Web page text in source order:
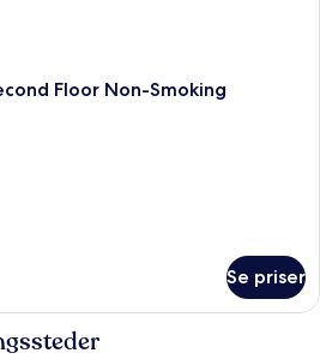
Floor Non-Smoking
Se priser